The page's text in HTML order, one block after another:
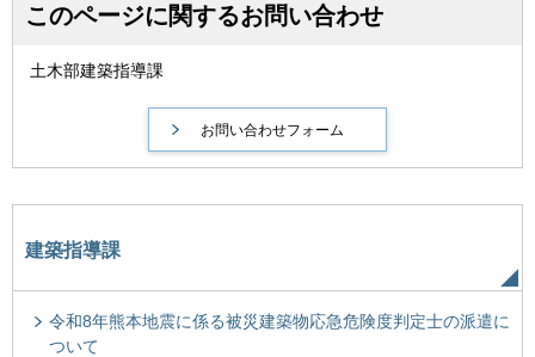
このページに関するお問い合わせ
土木部建築指導課
建築指導課
令和8年熊本地震に係る被災建築物応急危険度判定士の派遣に
ついて